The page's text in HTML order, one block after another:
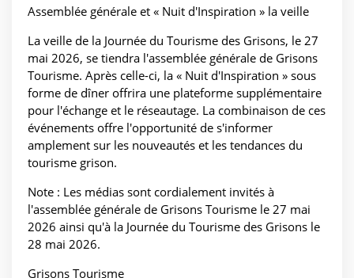
Assemblée générale et « Nuit d'Inspiration » la veille
La veille de la Journée du Tourisme des Grisons, le 27
mai 2026, se tiendra l'assemblée générale de Grisons
Tourisme. Après celle-ci, la « Nuit d'Inspiration » sous
forme de dîner offrira une plateforme supplémentaire
pour l'échange et le réseautage. La combinaison de ces
événements offre l'opportunité de s'informer
amplement sur les nouveautés et les tendances du
tourisme grison.
Note : Les médias sont cordialement invités à
l'assemblée générale de Grisons Tourisme le 27 mai
2026 ainsi qu'à la Journée du Tourisme des Grisons le
28 mai 2026.
Grisons Tourisme